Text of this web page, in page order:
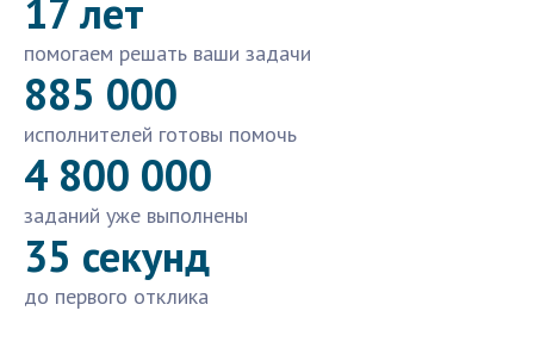
17 лет
помогаем решать ваши задачи
885 000
исполнителей готовы помочь
4 800 000
заданий уже выполнены
35 секунд
до первого отклика